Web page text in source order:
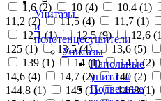
Унитазы
и
полотенцесушители
Унитазы
Напольные
унитазы
Подвесные
1,6 (2) 10 (4) 10,4 (1)
11,2 (2) 11,5 (4) 11,7 (1)
12,1 (1) 12,5 (9) 12,6 (1
125 (1) 13,5 (4) 13,6 (5)
139 (1) 14 (1) 14,1 (2)
14,6 (4) 14,7 (2) 140 (2)
144,8 (1) 145 (1) 1468 (1)